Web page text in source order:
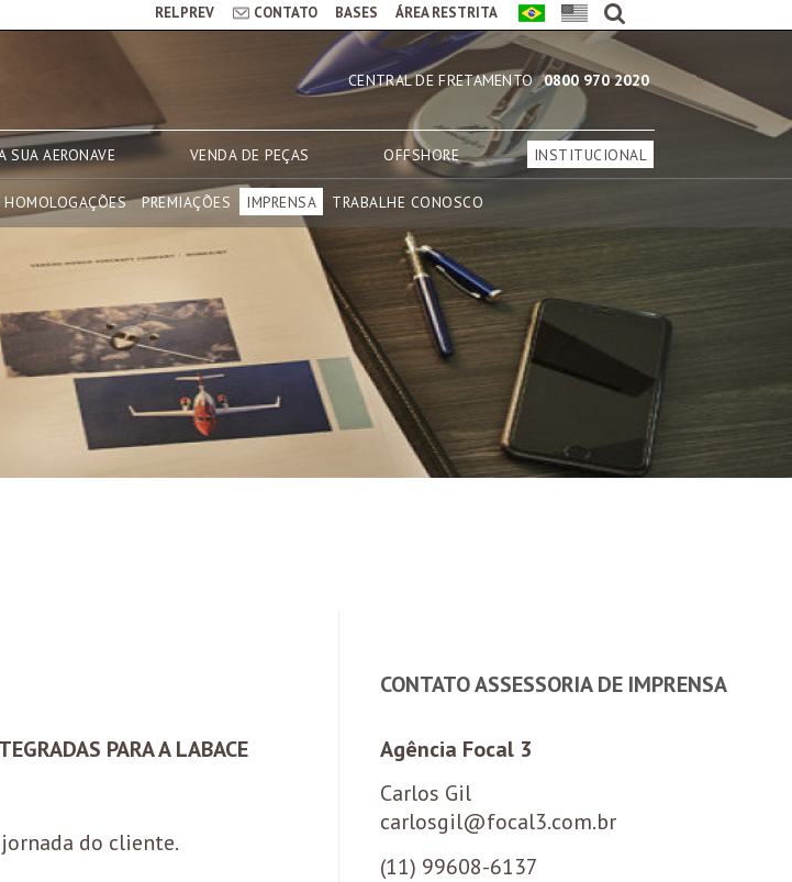
RELPREV CONTATO BASES ÁREA RESTRITA
0800 970 2020
CENTRAL DE FRETAMENTO
SUA AERONAVE VENDA DE PEÇAS OFFSHORE INSTITUCIONAL
PREMIAÇÕES IMPRENSA TRABALHE CONOSCO
PARA A LABACE
do cliente.
CONTATO ASSESSORIA DE IMPRENSA
Agência Focal 3
Carlos Gil
carlosgil@focal3.com.br
(11) 99608-6137